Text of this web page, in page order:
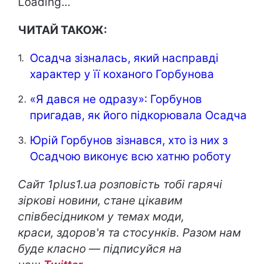
ЧИТАЙ ТАКОЖ:
Осадча зізналась, який насправді
характер у її коханого Горбунова
«Я дався не одразу»: Горбунов
пригадав, як його підкорювала Осадча
Юрій Горбунов зізнався, хто із них з
Осадчою виконує всю хатню роботу
Сайт 1plus1.ua розповість тобі гарячі
зіркові новини, стане цікавим
співбесідником у темах моди,
краси, здоров'я та стосунків. Разом нам
буде класно — підписуйся на